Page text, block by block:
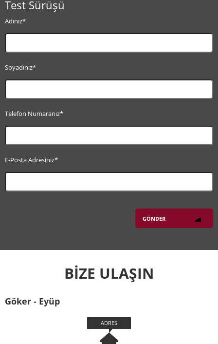
Test Sürüşü
Adınız*
Soyadınız*
Telefon Numaranız*
E-Posta Adresiniz*
BİZE ULAŞIN
Göker - Eyüp
ADRES